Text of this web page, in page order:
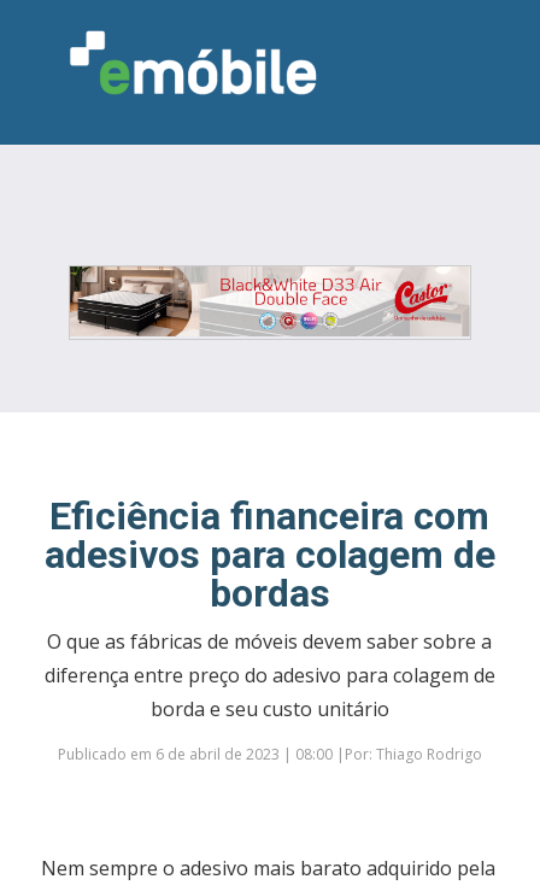
INDÚSTRIA MARCENARIA
DESIGN & DECORAÇÃO
INDICADORES
FEIRAS NOTÍCIAS
Eficiência financeira com
adesivos para colagem de
bordas
O que as fábricas de móveis devem saber sobre a
diferença entre preço do adesivo para colagem de
borda e seu custo unitário
Publicado em 6 de abril de 2023 | 08:00 |Por: Thiago Rodrigo
Nem sempre o adesivo mais barato adquirido pela